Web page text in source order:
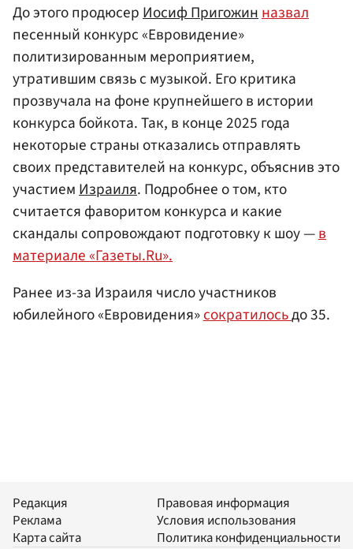
До этого продюсерИосиф Пригожинназвал
песенный конкурс «Евровидение»
политизированным мероприятием,
утратившим связь с музыкой. Его критика
прозвучала на фоне крупнейшего в истории
конкурса бойкота. Так, в конце 2025 года
некоторые страны отказались отправлять
своих представителей на конкурс, объяснив это
участиемИзраиля. Подробнее о том, кто
считается фаворитом конкурса и какие
скандалы сопровождают подготовку к шоу —в
материале «Газеты.Ru».
Ранее из-за Израиля число участников
юбилейного «Евровидения»сократилосьдо 35.
Редакция
Реклама
Карта сайта
Правовая информация
Условия использования
Политика конфиденциальности